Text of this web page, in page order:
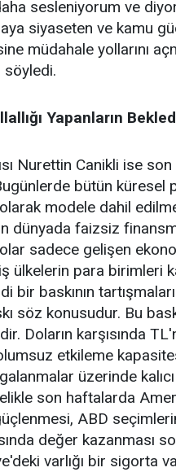
sesleniyorum ve
siyaseten ve kamu
müdahale yollarını
Yapanların
Nurettin Canikli ise
bütün küresel
modele dahil
dünyada faizsiz
sadece gelişen
ülkelerin para birimleri
bir baskının
söz konusudur. Bu
Doların karşısında
etkileme
üzerinde
son haftalarda
ABD
değer kazanması
varlığı bir